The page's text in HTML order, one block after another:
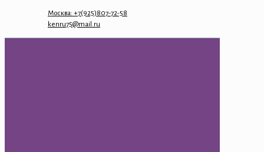
Москва: +7(925)807-72-58
kenru75@mail.ru